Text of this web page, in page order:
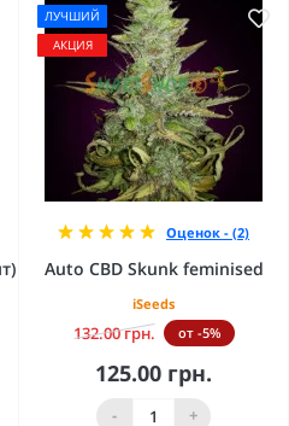
ЛУЧШИЙ
АКЦИЯ
Оценок - (2)
Auto CBD Skunk feminised
iSeeds
132.00 грн. от -5%
125.00 грн.
- +